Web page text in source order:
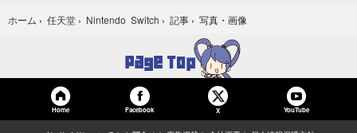
ホーム › 任天堂 › Nintendo Switch › 記事 › 写真・画像
Home Facebook X YouTube